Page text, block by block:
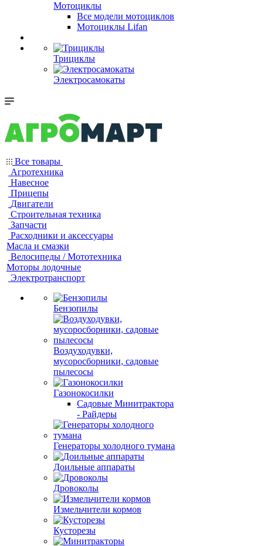
Мотоциклы
Все модели мотоциклов
Мотоциклы Lifan
Трициклы
Электросамокаты
Все товары
Агротехника
Навесное
Прицепы
Двигатели
Строительная техника
Запчасти
Расходники и аксессуары
Масла и смазки
Велосипеды / Мототехника
Моторы лодочные
Электротранспорт
Бензопилы
Воздуходувки,
мусоросборники, cадовые
пылесосы
Газонокосилки
Садовые Минитрактора
- Райдеры
Генераторы холодного тумана
Доильные аппараты
Дровоколы
Измельчители кормов
Кусторезы